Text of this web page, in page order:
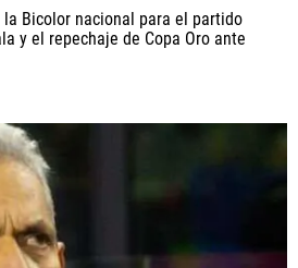
Bicolor nacional para el partido
y el repechaje de Copa Oro ante